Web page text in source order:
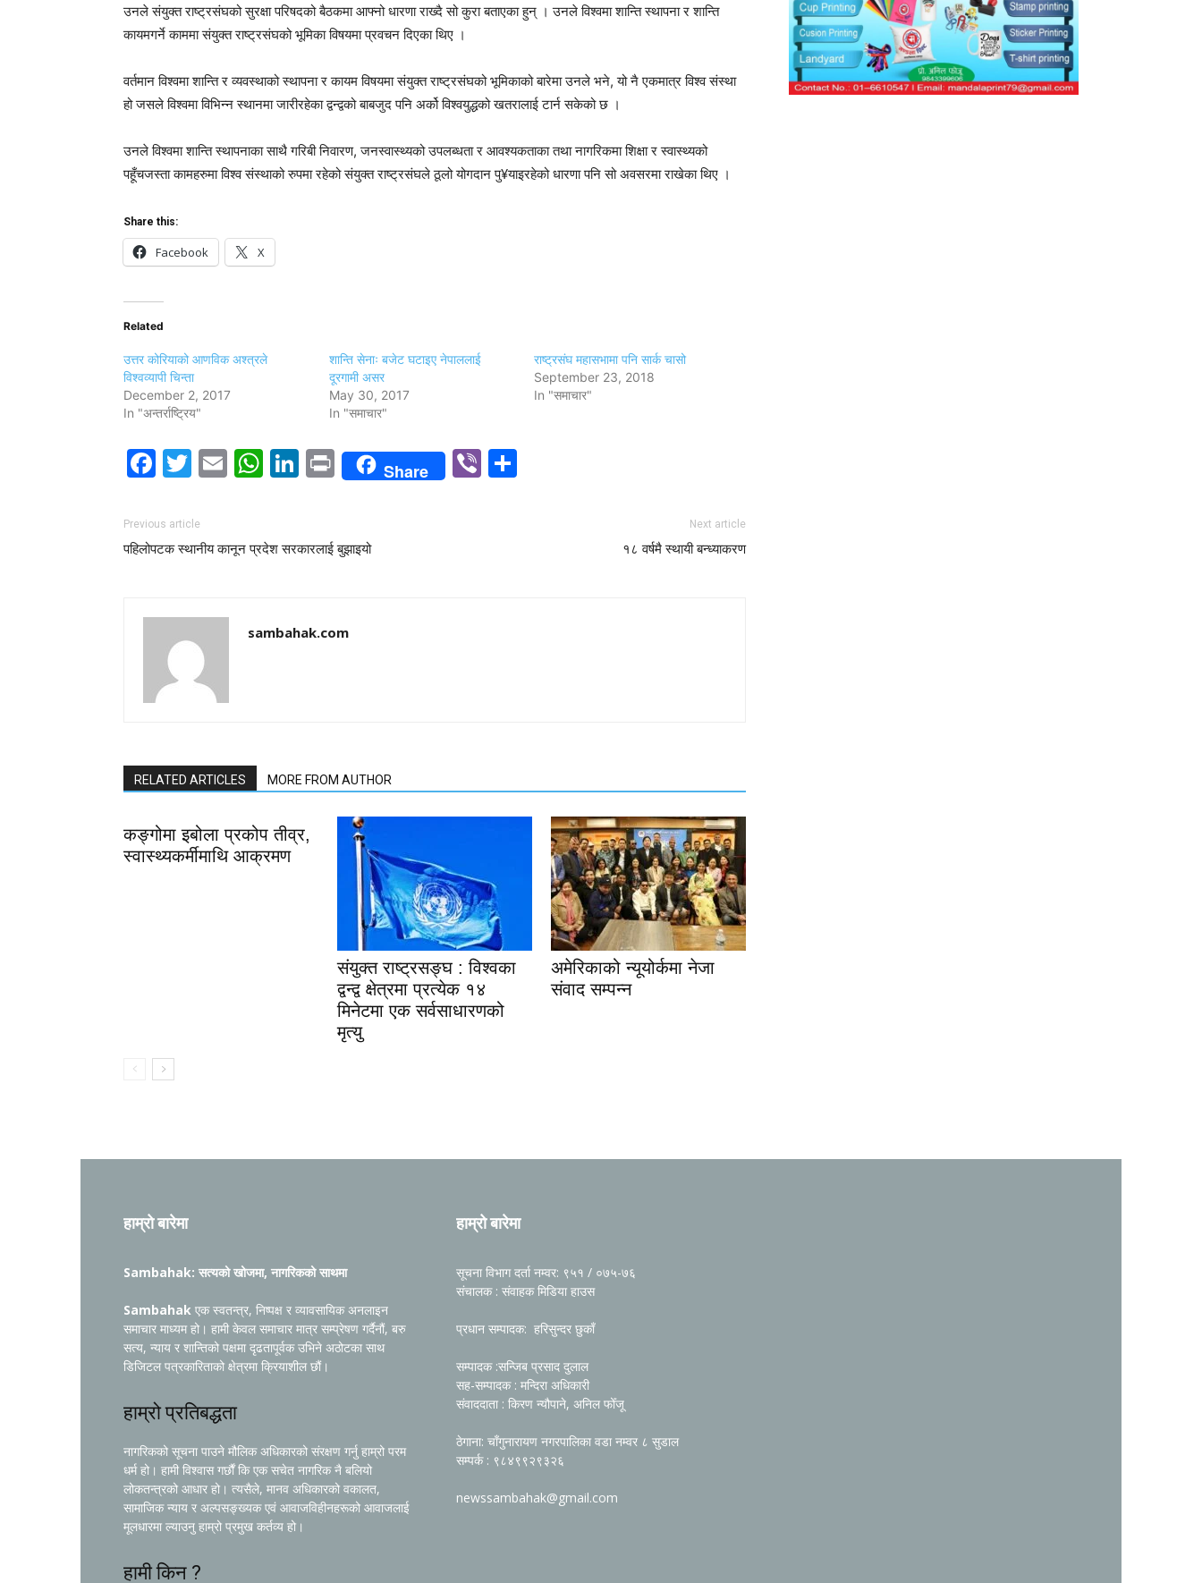
उनले संयुक्त राष्ट्रसंघको सुरक्षा परिषदको बैठकमा आफ्नो धारणा राख्दै सो कुरा बताएका हुन् । उनले विश्वमा शान्ति स्थापना र शान्ति
कायमगर्ने काममा संयुक्त राष्ट्रसंघको भूमिका विषयमा प्रवचन दिएका थिए ।
वर्तमान विश्वमा शान्ति र व्यवस्थाको स्थापना र कायम विषयमा संयुक्त राष्ट्रसंघको भूमिकाको बारेमा उनले भने, यो नै एकमात्र विश्व संस्था
हो जसले विश्वमा विभिन्न स्थानमा जारीरहेका द्वन्द्वको बाबजुद पनि अर्को विश्वयुद्धको खतरालाई टार्न सकेको छ ।
उनले विश्वमा शान्ति स्थापनाका साथै गरिबी निवारण, जनस्वास्थ्यको उपलब्धता र आवश्यकताका तथा नागरिकमा शिक्षा र स्वास्थ्यको
पहूँचजस्ता कामहरुमा विश्व संस्थाको रुपमा रहेको संयुक्त राष्ट्रसंघले ठूलो योगदान पु¥याइरहेको धारणा पनि सो अवसरमा राखेका थिए ।
Share this:
Facebook X
Related
उत्तर कोरियाको आणविक अश्त्रले
विश्वव्यापी चिन्ता
December 2, 2017
In "अन्तर्राष्ट्रिय"
शान्ति सेनाः बजेट घटाइए नेपाललाई
दूरगामी असर
May 30, 2017
In "समाचार"
राष्ट्रसंघ महासभामा पनि सार्क चासो
September 23, 2018
In "समाचार"
Facebook
Twitter
EmailWhatsApp
LinkedIn
PrintShare Viber
Previous article
पहिलोपटक स्थानीय कानून प्रदेश सरकारलाई बुझाइयो
Next article
१८ वर्षमै स्थायी बन्ध्याकरण
sambahak.com
RELATED ARTICLES MORE FROM AUTHOR
कङ्गोमा इबोला प्रकोप तीव्र,
स्वास्थ्यकर्मीमाथि आक्रमण
संयुक्त राष्ट्रसङ्घ : विश्वका
द्वन्द्व क्षेत्रमा प्रत्येक १४
मिनेटमा एक सर्वसाधारणको
मृत्यु
अमेरिकाको न्यूयोर्कमा नेजा
संवाद सम्पन्न
हाम्रो बारेमा
Sambahak: सत्यको खोजमा, नागरिकको साथमा
Sambahak एक स्वतन्त्र, निष्पक्ष र व्यावसायिक अनलाइन
समाचार माध्यम हो। हामी केवल समाचार मात्र सम्प्रेषण गर्दैनौं, बरु
सत्य, न्याय र शान्तिको पक्षमा दृढतापूर्वक उभिने अठोटका साथ
डिजिटल पत्रकारिताको क्षेत्रमा क्रियाशील छौं।
हाम्रो प्रतिबद्धता
नागरिकको सूचना पाउने मौलिक अधिकारको संरक्षण गर्नु हाम्रो परम
धर्म हो। हामी विश्वास गर्छौं कि एक सचेत नागरिक नै बलियो
लोकतन्त्रको आधार हो। त्यसैले, मानव अधिकारको वकालत,
सामाजिक न्याय र अल्पसङ्ख्यक एवं आवाजविहीनहरूको आवाजलाई
मूलधारमा ल्याउनु हाम्रो प्रमुख कर्तव्य हो।
हामी किन ?
हाम्रो बारेमा
सूचना विभाग दर्ता नम्वर: ९५१ / ०७५-७६
संचालक : संवाहक मिडिया हाउस
प्रधान सम्पादक: हरिसुन्दर छुकाँ
सम्पादक :सन्जिब प्रसाद दुलाल
सह-सम्पादक : मन्दिरा अधिकारी
संवाददाता : किरण न्यौपाने, अनिल फोँजू
ठेगाना: चाँगुनारायण नगरपालिका वडा नम्वर ८ सुडाल
सम्पर्क : ९८४९९२९३२६
newssambahak@gmail.com